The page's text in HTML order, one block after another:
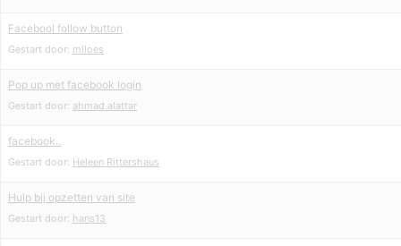
Facebool follow button
Gestart door: mlloes
Pop up met facebook login
Gestart door: ahmad.alattar
facebook..
Gestart door: Heleen Rittershaus
Hulp bij opzetten van site
Gestart door: hans13